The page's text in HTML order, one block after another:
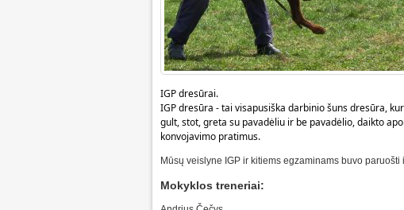
IGP dresūrai.
IGP dresūra - tai visapusiška darbinio šuns dresūra,
gult, stot, greta su pavadėliu ir be pavadėlio, daikto
konvojavimo pratimus.
Mūsų veislyne IGP ir kitiems egzaminams buvo
Mokyklos treneriai: